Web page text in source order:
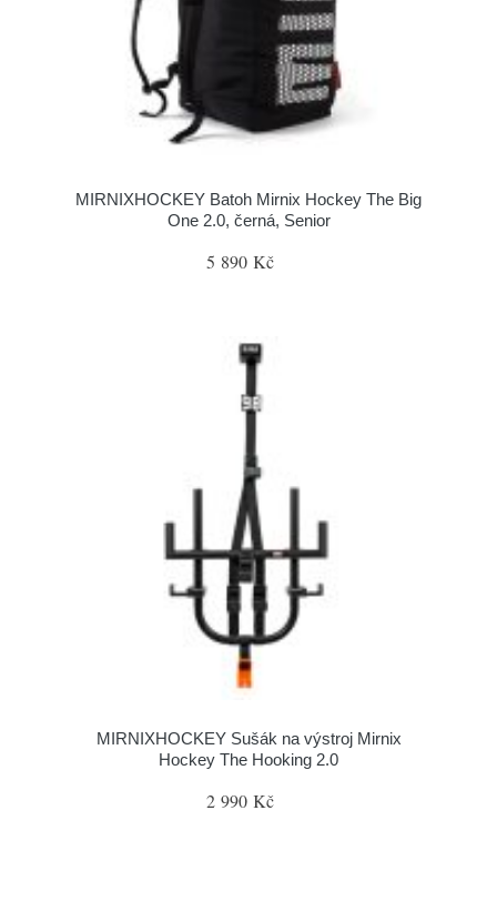
MIRNIXHOCKEY Batoh Mirnix Hockey The Big
One 2.0, černá, Senior
5 890 Kč
MIRNIXHOCKEY Sušák na výstroj Mirnix
Hockey The Hooking 2.0
2 990 Kč